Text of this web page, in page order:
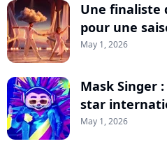
Une finaliste
pour une
May 1, 2026
Mask Singer
star
May 1, 2026